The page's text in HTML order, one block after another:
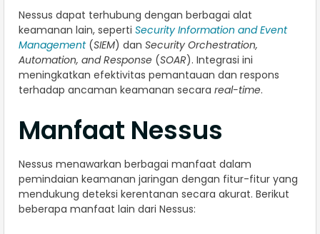
Nessus dapat terhubung dengan berbagai alat
keamanan lain, seperti Security Information and Event
Management(SIEM) dan Security Orchestration,
Automation, and Response (SOAR). Integrasi ini
meningkatkan efektivitas pemantauan dan respons
terhadap ancaman keamanan secara real-time.
Manfaat Nessus
Nessus menawarkan berbagai manfaat dalam
pemindaian keamanan jaringan dengan fitur-fitur yang
mendukung deteksi kerentanan secara akurat. Berikut
beberapa manfaat lain dari Nessus: